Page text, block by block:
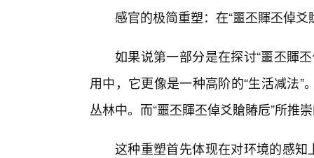
感官的极简重塑：在“噩丕賱丕倬
如果说第一部分是在探讨“噩丕賱
用中，它更像是一种高阶的“生活减法
丛林中。而“噩丕賱丕倬爻賶賰卮”所推
这种重塑首先体现在对环境的感知